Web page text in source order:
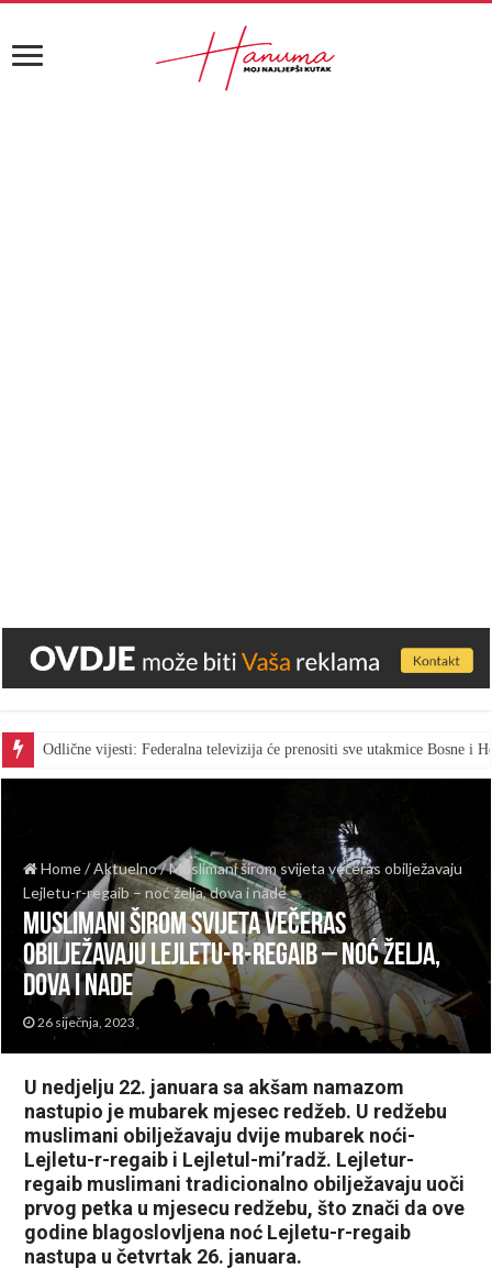
Odlične vijesti: Federalna televizija će prenositi sve utakmice Bosne i
Home/Aktuelno/Muslimani širom svijeta večeras obilježavaju
Lejletu-r-regaib – noć želja, dova i nade
Muslimani širom svijeta večeras
obilježavaju Lejletu-r-regaib – noć želja,
dova i nade
26 siječnja, 2023
U nedjelju 22. januara sa akšam namazom
nastupio je mubarek mjesec redžeb. U redžebu
muslimani obilježavaju dvije mubarek noći-
Lejletu-r-regaib i Lejletul-mi’radž. Lejletur-
regaib muslimani tradicionalno obilježavaju uoči
prvog petka u mjesecu redžebu, što znači da ove
godine blagoslovljena noć Lejletu-r-regaib
nastupa u četvrtak 26. januara.